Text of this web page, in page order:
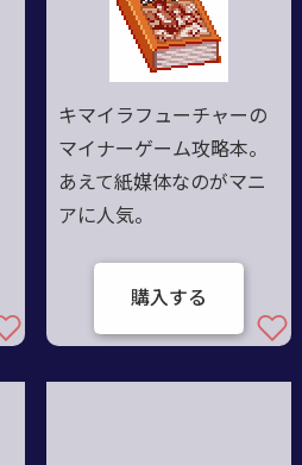
キマイラフューチャーの
マイナーゲーム攻略本。
あえて紙媒体なのがマニ
アに人気。
購入する